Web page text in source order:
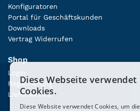
Konfiguratoren
Portal für Geschäftskunden
Downloads
Vertrag Widerrufen
Shop
Login
Registrierung
Lieferservice
Diese Webseite verwendet
Cookies.
Diese Website verwendet Cookies, um die